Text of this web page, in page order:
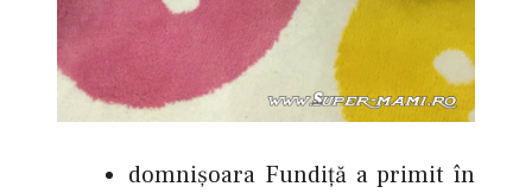
domnişoara Fundiţă a primit în